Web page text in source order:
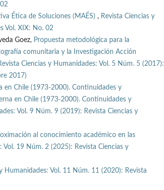
Ética de Soluciones (MAÉS) , Revista Ciencias y
Vol. XIX: No. 02
Goez, Propuesta metodológica para la
comunitaria y la Investigación Acción
Ciencias y Humanidades: Vol. 5 Núm. 5 (2017):
2017)
en Chile (1973-2000). Continuidades y
en Chile (1973-2000). Continuidades y
Vol. 9 Núm. 9 (2019): Revista Ciencias y
al conocimiento académico en las
Vol. 19 Núm. 2 (2025): Revista Ciencias y
Humanidades: Vol. 11 Núm. 11 (2020): Revista